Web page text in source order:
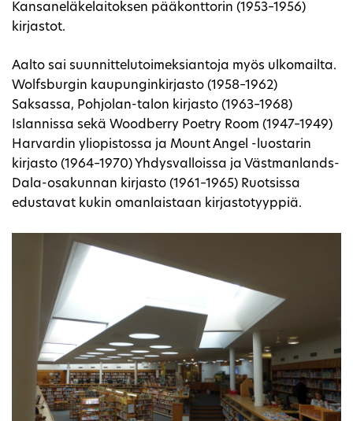
Kansaneläkelaitoksen pääkonttorin (1953–1956)
kirjastot.
Aalto sai suunnittelutoimeksiantoja myös ulkomailta.
Wolfsburgin kaupunginkirjasto (1958–1962)
Saksassa, Pohjolan-talon kirjasto (1963–1968)
Islannissa sekä Woodberry Poetry Room (1947–1949)
Harvardin yliopistossa ja Mount Angel -luostarin
kirjasto (1964–1970) Yhdysvalloissa ja Västmanlands-
Dala-osakunnan kirjasto (1961–1965) Ruotsissa
edustavat kukin omanlaistaan kirjastotyyppiä.